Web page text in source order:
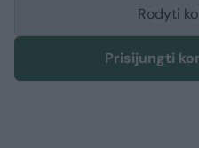
Rodyti
Prisijungti